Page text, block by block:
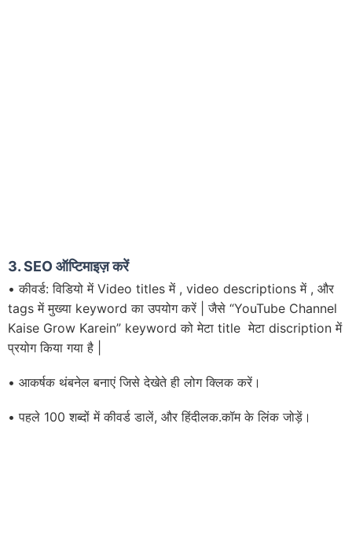
3. SEO ऑप्टिमाइज़ करें
• कीवर्ड: विडियो में Video titles में , video descriptions में , और
tags में मुख्या keyword का उपयोग करें | जैसे “YouTube Channel
Kaise Grow Karein” keyword को मेटा title मेटा discription में
प्रयोग किया गया है |
• आकर्षक थंबनेल बनाएं जिसे देखेते ही लोग क्लिक करें।
• पहले 100 शब्दों में कीवर्ड डालें, और हिंदीलक.कॉम के लिंक जोड़ें।